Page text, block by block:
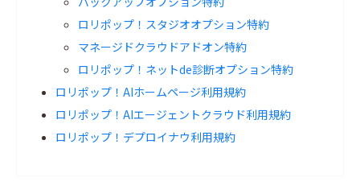
ロリポップ！スタジオオプション特約
マネージドクラウドアドオン特約
ロリポップ！ネットde診断オプション特約
ロリポップ！AIホームページ利用規約
ロリポップ！AIエージェントクラウド利用規約
ロリポップ！デプロイナウ利用規約